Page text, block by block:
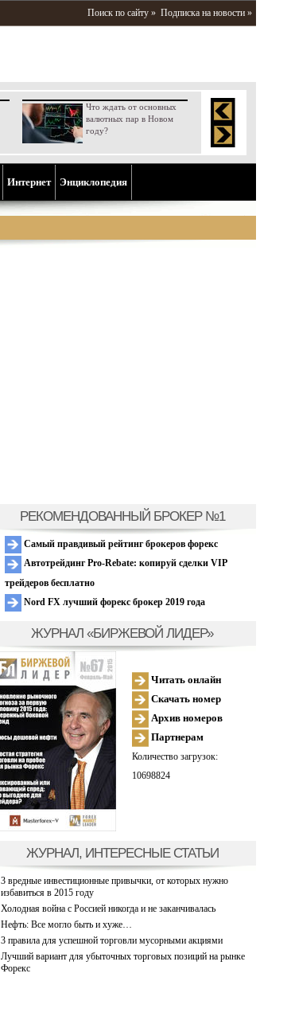
Поиск по сайту » Подписка на новости »
Что ждать от основных
валютных пар в Новом
году?
Интернет Энциклопедия
РЕКОМЕНДОВАННЫЙ БРОКЕР №1
Самый правдивый рейтинг брокеров форекс
Автотрейдинг Pro-Rebate: копируй сделки VIP
трейдеров бесплатно
Nord FX лучший форекс брокер 2019 года
ЖУРНАЛ «БИРЖЕВОЙ ЛИДЕР»
Читать онлайн
Скачать номер
Архив номеров
Партнерам
Количество загрузок:
10698824
ЖУРНАЛ, ИНТЕРЕСНЫЕ СТАТЬИ
3 вредные инвестиционные привычки, от которых нужно
избавиться в 2015 году
Холодная война с Россией никогда и не заканчивалась
Нефть: Все могло быть и хуже…
3 правила для успешной торговли мусорными акциями
Лучший вариант для убыточных торговых позиций на рынке
Форекс